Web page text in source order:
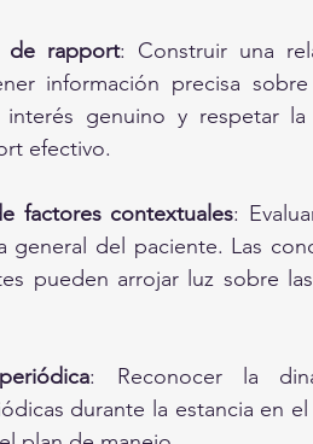
de rapport: Construir una
información precisa
interés genuino y respetar
efectivo.
factores contextuales:
general del paciente. Las
pueden arrojar luz sobre
: Reconocer la
durante la estancia en